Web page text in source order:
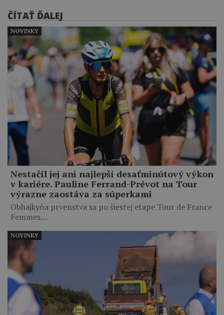
ČÍTAŤ ĎALEJ
Nestačil jej ani najlepší desaťminútový výkon
v kariére. Pauline Ferrand-Prévot na Tour
výrazne zaostáva za súperkami
Obhajkyňa prvenstva sa po šiestej etape Tour de France
Femmes…
NOVINKY
NOVINKY